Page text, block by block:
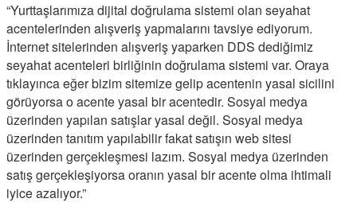
“Yurttaşlarımıza dijital doğrulama sistemi olan seyahat
acentelerinden alışveriş yapmalarını tavsiye ediyorum.
İnternet sitelerinden alışveriş yaparken DDS dediğimiz
seyahat acenteleri birliğinin doğrulama sistemi var. Oraya
tıklayınca eğer bizim sitemize gelip acentenin yasal sicilini
görüyorsa o acente yasal bir acentedir. Sosyal medya
üzerinden yapılan satışlar yasal değil. Sosyal medya
üzerinden tanıtım yapılabilir fakat satışın web sitesi
üzerinden gerçekleşmesi lazım. Sosyal medya üzerinden
satış gerçekleşiyorsa oranın yasal bir acente olma ihtimali
iyice azalıyor.”